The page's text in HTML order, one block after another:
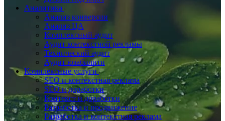
Аналитика
Анализ конверсии
Анализ ЦА
Комплексный аудит
Аудит контекстной рекламы
Технический аудит
Аудит юзабилити
Комплексные услуги
SEO и контекстная реклама
SEO и доработки
Контекст и доработки
Разработка и продвижение
Разработка и контекстная реклама